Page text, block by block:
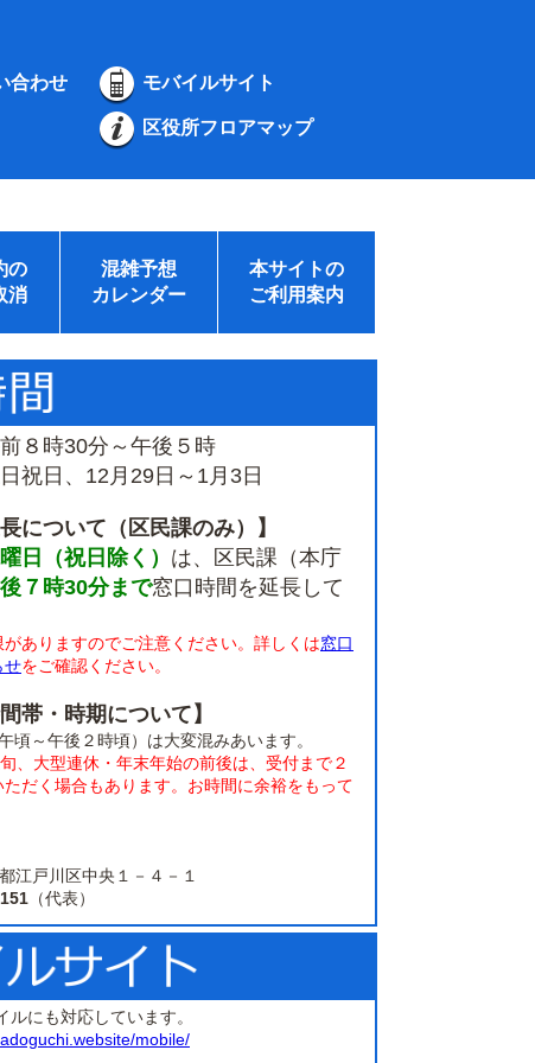
合わせ モバイルサイト
区役所フロアマップ
の
消
混雑予想
カレンダー
本サイトの
ご利用案内
前８時30分～午後５時
祝日、12月29日～1月3日
について（区民課のみ）】
日（祝日除く） は、区民課（本庁
７時30分まで窓口時間を延長して
ありますのでご注意ください。詳しくは窓口
せをご確認ください。
帯・時期について】
頃～午後２時頃）は大変混みあいます。
、大型連休・年末年始の前後は、受付まで２
だく場合もあります。お時間に余裕をもって
江戸川区中央１－４－１
（代表）
ルにも対応しています。
mobile/